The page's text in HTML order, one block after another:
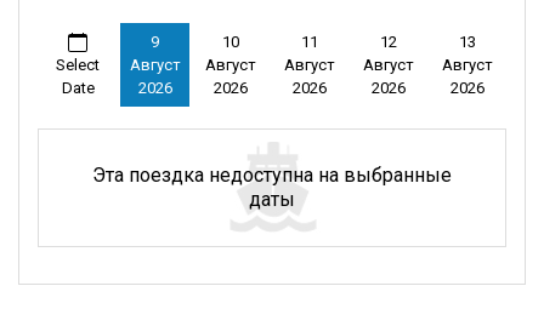
Select
Date
9
Август
2026
10
Август
2026
11
Август
2026
12
Август
2026
13
Август
2026
Эта поездка недоступна на выбранные
даты